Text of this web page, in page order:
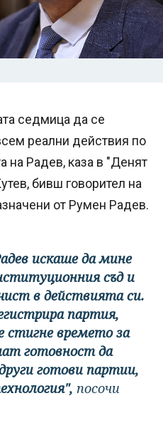
седмица да се
реални действия по
на Радев, каза в "Денят
бивш говорител на
от Румен Радев.
искаше да мине
съд и
в действията си.
партия,
времето за
готовност да
готови партии,
посочи